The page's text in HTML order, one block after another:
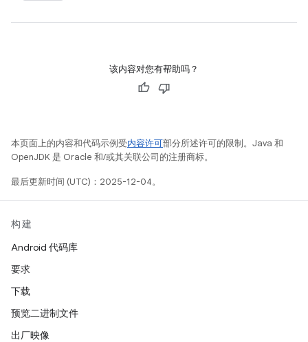
该内容对您有帮助吗？
本页面上的内容和代码示例受内容许可部分所述许可的限制。Java 和
OpenJDK 是 Oracle 和/或其关联公司的注册商标。
最后更新时间 (UTC)：2025-12-04。
构建
Android 代码库
要求
下载
预览二进制文件
出厂映像